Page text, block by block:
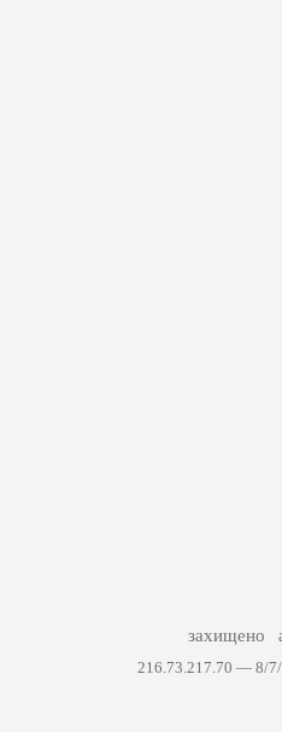
захищено
216.73.217.70 — 8/